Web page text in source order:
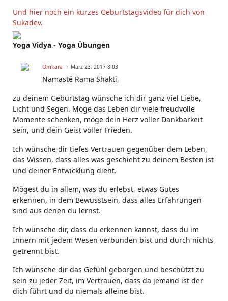
Und hier noch ein kurzes Geburtstagsvideo für dich von
Sukadev.
Yoga Vidya - Yoga Übungen
Omkara März 23, 2017 8:03
Namasté Rama Shakti,
zu deinem Geburtstag wünsche ich dir ganz viel Liebe,
Licht und Segen. Möge das Leben dir viele freudvolle
Momente schenken, möge dein Herz voller Dankbarkeit
sein, und dein Geist voller Frieden.
Ich wünsche dir tiefes Vertrauen gegenüber dem Leben,
das Wissen, dass alles was geschieht zu deinem Besten ist
und deiner Entwicklung dient.
Mögest du in allem, was du erlebst, etwas Gutes
erkennen, in dem Bewusstsein, dass alles Erfahrungen
sind aus denen du lernst.
Ich wünsche dir, dass du erkennen kannst, dass du im
Innern mit jedem Wesen verbunden bist und durch nichts
getrennt bist.
Ich wünsche dir das Gefühl geborgen und beschützt zu
sein zu jeder Zeit, im Vertrauen, dass da jemand ist der
dich führt und du niemals alleine bist.